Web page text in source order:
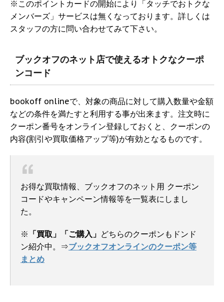
※このポイントカードの開始により「タッチでおトクな
メンバーズ」サービスは無くなっております。詳しくは
スタッフの方に問い合わせてみて下さい。
ブックオフのネット店で使えるオトクなクーポ
ンコード
bookoff onlineで、対象の商品に対して購入数量や金額
などの条件を満たすと利用する事が出来ます。注文時に
クーポン番号をオンライン登録しておくと、クーポンの
内容(割引や買取価格アップ等)が有効となるものです。
お得な買取情報、ブックオフのネット用 クーポン
コードやキャンペーン情報等を一覧表にしまし
た。
※ 「買取」「ご購入」 どちらのクーポンもドンド
ン紹介中。⇒ブックオフオンラインのクーポン等
まとめ